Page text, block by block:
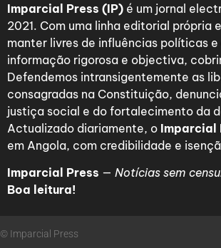
Imparcial Press (IP) é um jornal
2021. Com uma linha editorial própria
manter livres de influências políticas
informação rigorosa e objectiva,
Defendemos intransigentemente as
consagradas na Constituição,
justiça social e do fortalecimento da
Actualizado diariamente, o Imparcial
em Angola, com credibilidade e
Imparcial Press — Notícias sem
Boa leitura!
© Imparcial Press